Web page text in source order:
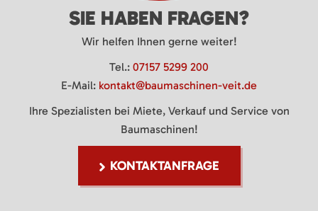
SIE HABEN FRAGEN?
Wir helfen Ihnen gerne weiter!
Tel.: 07157 5299 200
E-Mail: kontakt@baumaschinen-veit.de
Ihre Spezialisten bei Miete, Verkauf und Service von
Baumaschinen!
KONTAKTANFRAGE